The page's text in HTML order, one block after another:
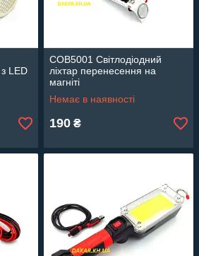
LED
COB5001 Світлодіодний
ліхтар перенесення на
магніті
Немає в наявності
190 ₴